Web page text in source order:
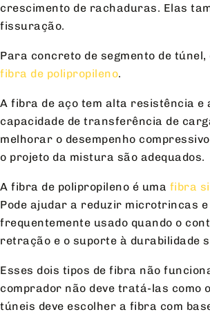
crescimento de rachaduras. Elas
fissuração.
Para concreto de segmento de
fibra de polipropileno.
A fibra de aço tem alta resistência e
capacidade de transferência de
melhorar o desempenho
o projeto da mistura são adequados.
A fibra de polipropileno é uma fibra
Pode ajudar a reduzir microtrincas
frequentemente usado quando o
retração e o suporte à durabilidade
Esses dois tipos de fibra não
comprador não deve tratá-las como
túneis deve escolher a fibra com